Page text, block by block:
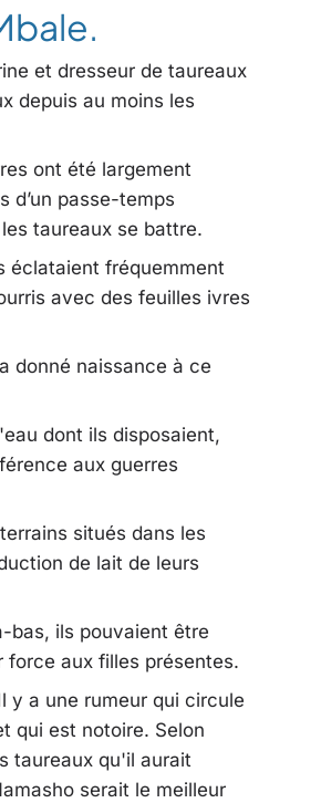
et dresseur de taureaux
depuis au moins les
ont été largement
d’un passe-temps
taureaux se battre.
éclataient fréquemment
avec des feuilles ivres
donné naissance à ce
dont ils disposaient,
aux guerres
situés dans les
de lait de leurs
bas, ils pouvaient être
force aux filles présentes.
y a une rumeur qui circule
qui est notoire. Selon
taureaux qu'il aurait
serait le meilleur